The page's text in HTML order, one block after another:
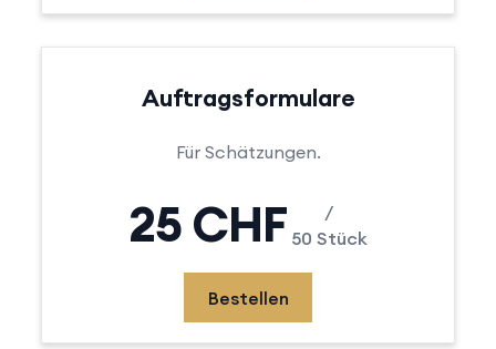
Auftragsformulare
Für Schätzungen.
25 CHF
/
50 Stück
Bestellen